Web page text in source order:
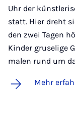
Uhr der
statt. Hier dreht
den zwei Tagen
Kinder gruselige
malen rund um
Mehr